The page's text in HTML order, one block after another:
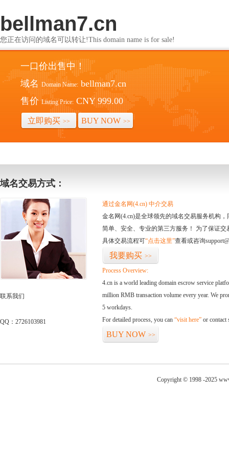
bellman7.cn
您正在访问的域名可以转让!This domain name is for sale!
一口价出售中！
域名 Domain Name: bellman7.cn
售价 Listing Price: CNY 999.00
立即购买 >> BUY NOW >>
域名交易方式：
联系我们
QQ：2726103981
通过金名网(4.cn) 中介交易
金名网(4.cn)是全球领先的域名交易服务机构
简单、安全、专业的第三方服务！ 为了保证
具体交易流程可“点击这里”查看或咨询
我要购买 >>
Process Overview:
4.cn is a world leading domain escrow service
million RMB transaction volume every year. We
5 workdays.
For detailed process, you can “visit here” or contact
BUY NOW >>
Copyright © 1998 -2025